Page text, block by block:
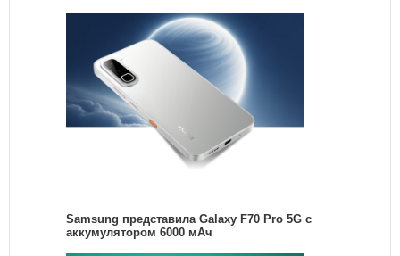
Samsung представила Galaxy F70 Pro 5G с
аккумулятором 6000 мАч